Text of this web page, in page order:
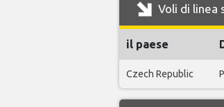
Voli di linea
il paese
Czech Republic